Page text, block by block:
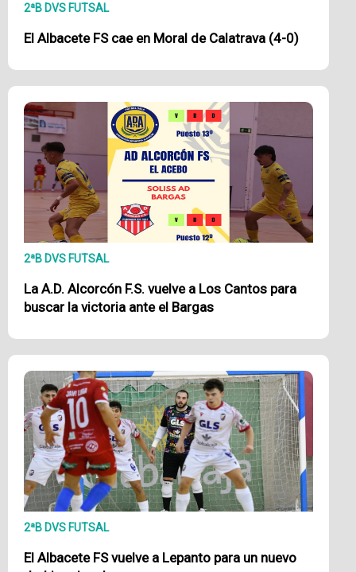
2ªB DVS FUTSAL
El Albacete FS cae en Moral de Calatrava (4-0)
2ªB DVS FUTSAL
La A.D. Alcorcón F.S. vuelve a Los Cantos para
buscar la victoria ante el Bargas
2ªB DVS FUTSAL
El Albacete FS vuelve a Lepanto para un nuevo